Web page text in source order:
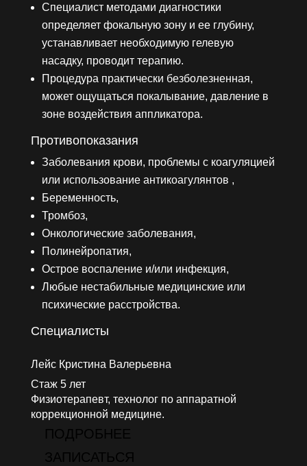
Специалист методами диагностики
определяет фокальную зону и ее глубину,
устанавливает необходимую гелевую
насадку, проводит терапию.
Процедура практически безболезненная,
может ощущаться покалывание, давление в
зоне воздействия аппликатора.
Противопоказания
Заболевания крови, проблемы с коагуляцией
или использование антикоагулянтов ,
Беременность,
Тромбоз,
Онкологические заболевания,
Полинейропатия,
Острое воспаление и/или инфекция,
Любые нестабильные медицинские или
психические расстройства.
Специалисты
Лейс Кристина Валерьевна
Стаж 5 лет
Физиотерапевт, технолог по аппаратной
коррекционной медицине.
ПОДРОБНЕЕ
ЗАПИСАТЬСЯ